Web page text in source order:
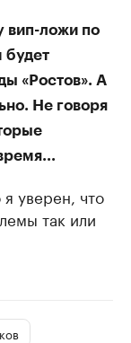
вип-ложи по
будет
«Ростов». А
Не говоря
уверен, что
так или